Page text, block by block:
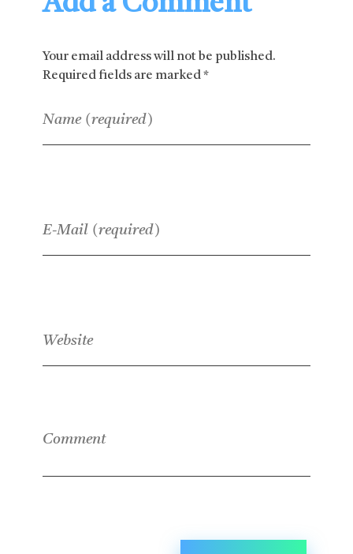
Your email address will not be published.
Required fields are marked *